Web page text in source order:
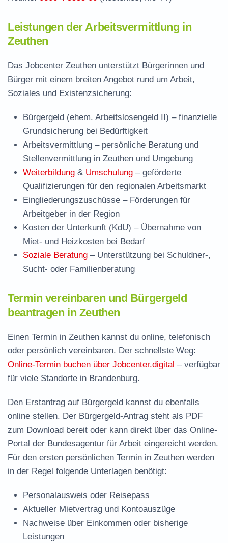
Leistungen der Arbeitsvermittlung in
Zeuthen
Das Jobcenter Zeuthen unterstützt Bürgerinnen und
Bürger mit einem breiten Angebot rund um Arbeit,
Soziales und Existenzsicherung:
Bürgergeld (ehem. Arbeitslosengeld II) – finanzielle
Grundsicherung bei Bedürftigkeit
Arbeitsvermittlung – persönliche Beratung und
Stellenvermittlung in Zeuthen und Umgebung
Weiterbildung & Umschulung – geförderte
Qualifizierungen für den regionalen Arbeitsmarkt
Eingliederungszuschüsse – Förderungen für
Arbeitgeber in der Region
Kosten der Unterkunft (KdU) – Übernahme von
Miet- und Heizkosten bei Bedarf
Soziale Beratung – Unterstützung bei Schuldner-,
Sucht- oder Familienberatung
Termin vereinbaren und Bürgergeld
beantragen in Zeuthen
Einen Termin in Zeuthen kannst du online, telefonisch
oder persönlich vereinbaren. Der schnellste Weg:
Online-Termin buchen über Jobcenter.digital – verfügbar
für viele Standorte in Brandenburg.
Den Erstantrag auf Bürgergeld kannst du ebenfalls
online stellen. Der Bürgergeld-Antrag steht als PDF
zum Download bereit oder kann direkt über das Online-
Portal der Bundesagentur für Arbeit eingereicht werden.
Für den ersten persönlichen Termin in Zeuthen werden
in der Regel folgende Unterlagen benötigt:
Personalausweis oder Reisepass
Aktueller Mietvertrag und Kontoauszüge
Nachweise über Einkommen oder bisherige
Leistungen